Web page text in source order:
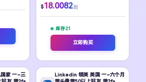
$18.0082 起
库存 21
立即购买
家 一~三
Linkedin 领英 英国 一~六个月